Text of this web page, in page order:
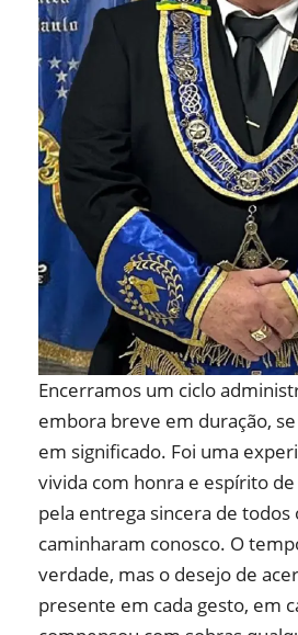
Encerramos um ciclo
embora breve em duração,
em significado. Foi uma
vivida com honra e espírito
pela entrega sincera de todos
caminharam conosco. O
verdade, mas o desejo de
presente em cada gesto, em